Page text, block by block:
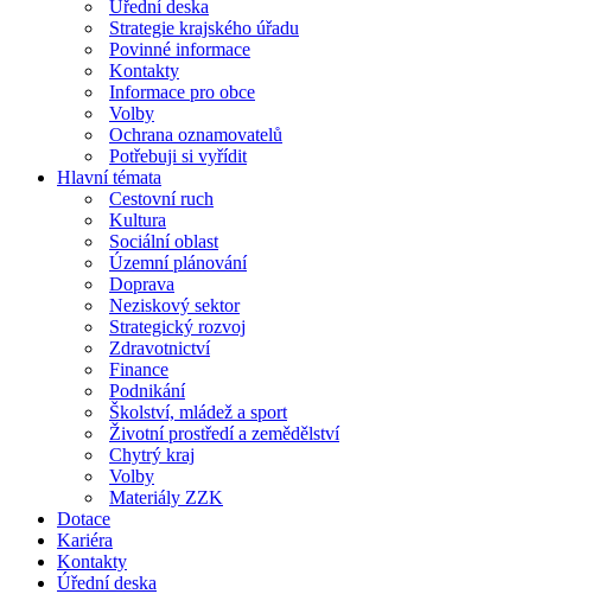
Úřední deska
Strategie krajského úřadu
Povinné informace
Kontakty
Informace pro obce
Volby
Ochrana oznamovatelů
Potřebuji si vyřídit
Hlavní témata
Cestovní ruch
Kultura
Sociální oblast
Územní plánování
Doprava
Neziskový sektor
Strategický rozvoj
Zdravotnictví
Finance
Podnikání
Školství, mládež a sport
Životní prostředí a zemědělství
Chytrý kraj
Volby
Materiály ZZK
Dotace
Kariéra
Kontakty
Úřední deska